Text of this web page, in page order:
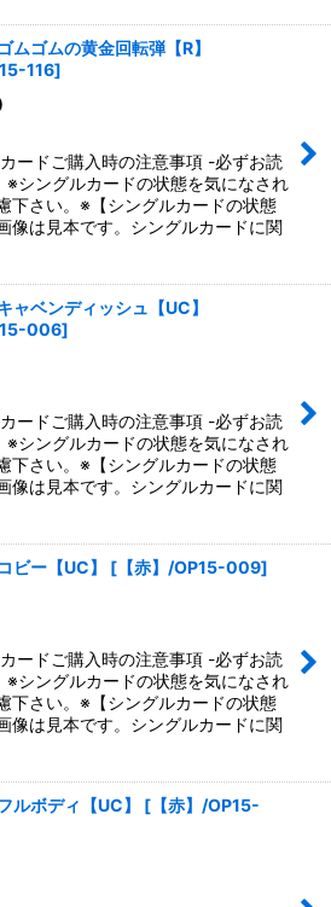
ムゴムの黄金回転弾【R】
116]
ードご購入時の注意事項 -必ずお読
※シングルカードの状態を気になされ
下さい。※【シングルカードの状態
像は見本です。シングルカードに関
ャベンディッシュ【UC】
006]
ードご購入時の注意事項 -必ずお読
※シングルカードの状態を気になされ
下さい。※【シングルカードの状態
像は見本です。シングルカードに関
ビー【UC】 [ 【赤】/OP15-009]
ードご購入時の注意事項 -必ずお読
※シングルカードの状態を気になされ
下さい。※【シングルカードの状態
像は見本です。シングルカードに関
ルボディ【UC】 [ 【赤】/OP15-